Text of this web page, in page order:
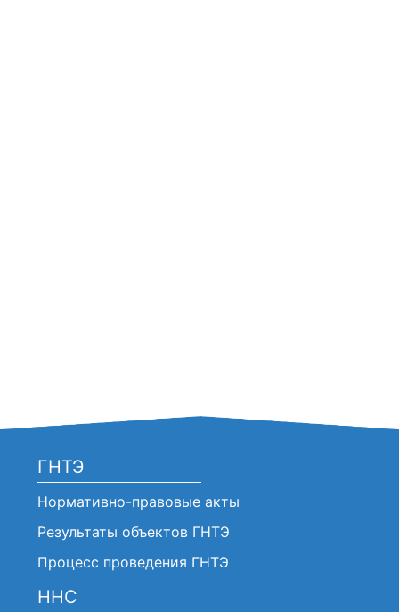
ГНТЭ
Нормативно-правовые акты
Результаты объектов ГНТЭ
Процесс проведения ГНТЭ
ННС